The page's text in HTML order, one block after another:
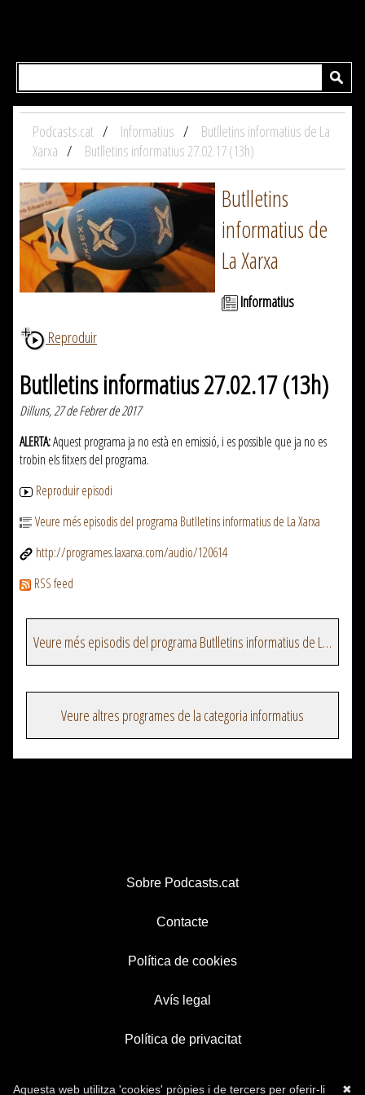
Podcasts.cat Informatius
Butlletins informatius de La
Xarxa
Butlletins informatius 27.02.17 (13h)
Butlletins
informatius de
La Xarxa
Informatius
Reproduir
Butlletins informatius 27.02.17 (13h)
Dilluns, 27 de Febrer de 2017
ALERTA:Aquest programa ja no està en emissió, i es possible que ja no es
trobin els fitxers del programa.
Reproduir episodi
Veure més episodis del programa Butlletins informatius de La Xarxa
http://programes.laxarxa.com/audio/120614
RSS feed
Veure més episodis del programa Butlletins informatius de La Xarxa
Veure altres programes de la categoria informatius
Sobre Podcasts.cat
Contacte
Política de cookies
Avís legal
Política de privacitat
✖
Aquesta web utilitza 'cookies' pròpies i de tercers per oferir-li